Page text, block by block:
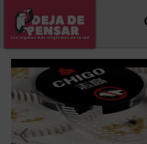
Los regalos más originales de la red